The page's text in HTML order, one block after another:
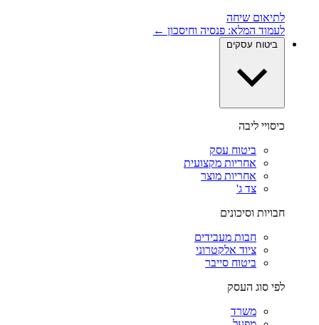
לתיאום שיחה
לעמוד המלא: פנסיה וחיסכון ←
ביטוח עסקים
כיסויי ליבה
ביטוח עסק
אחריות מקצועית
אחריות מוצר
צד ג'
חבויות וסיכונים
חבות מעבידים
ציוד אלקטרוני
ביטוח סייבר
לפי סוג העסק
משרד